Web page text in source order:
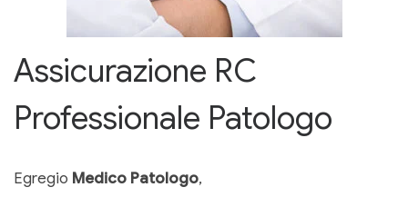
Assicurazione RC
Professionale Patologo
Egregio Medico Patologo,